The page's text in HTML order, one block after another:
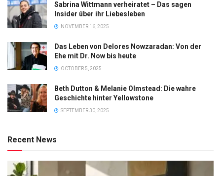
Sabrina Wittmann verheiratet – Das sagen
Insider über ihr Liebesleben
NOVEMBER 16, 2025
Das Leben von Delores Nowzaradan: Von der
Ehe mit Dr. Now bis heute
OCTOBER 5, 2025
Beth Dutton & Melanie Olmstead: Die wahre
Geschichte hinter Yellowstone
SEPTEMBER 30, 2025
Recent News